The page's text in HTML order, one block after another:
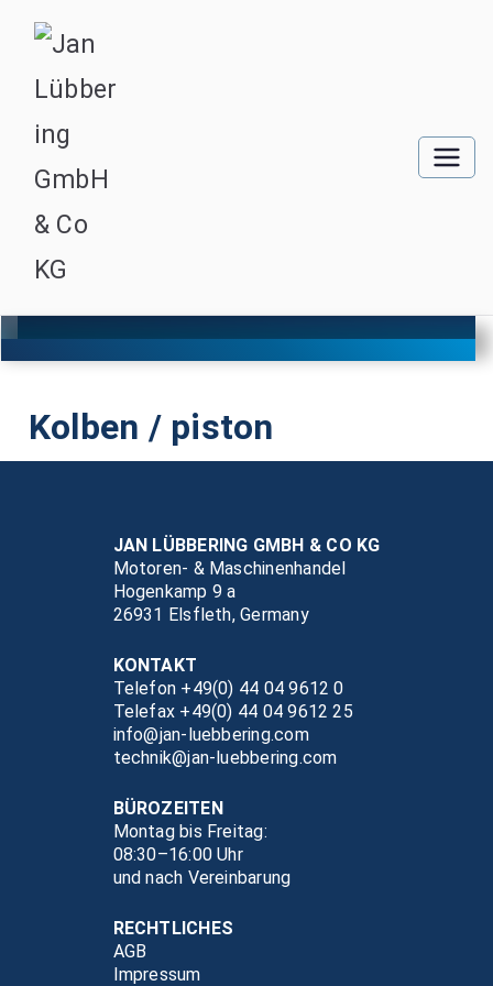
Kolben / piston
JAN LÜBBERING GMBH & CO KG
Motoren- & Maschinenhandel
Hogenkamp 9 a
26931 Elsfleth, Germany
KONTAKT
Telefon +49(0) 44 04 9612 0
Telefax +49(0) 44 04 9612 25
info@jan-luebbering.com
technik@jan-luebbering.com
BÜROZEITEN
Montag bis Freitag:
08:30–16:00 Uhr
und nach Vereinbarung
RECHTLICHES
AGB
Impressum